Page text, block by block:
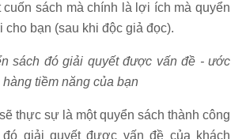
cuốn sách mà chính là lợi ích mà quyển
cho bạn (sau khi độc giả đọc).
sách đó giải quyết được vấn đề - ước
tiềm năng của bạn
thực sự là một quyển sách thành công
đó giải quyết được vấn đề của khách